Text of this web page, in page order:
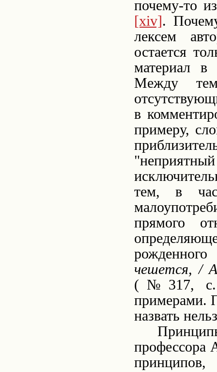
почему-то
[xiv].
лексем
остается
материал в
Между
в
примеру,
тем, в
прямого
чешется, /
(№317,
примерами.
назвать
профессора